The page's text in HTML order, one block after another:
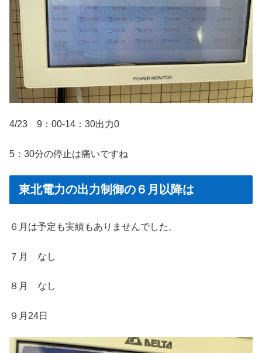
4/23 9：00-14：30出力0
5：30分の停止は痛いですね
東北電力の出力制御の６月以降は
６月は予定も実績もありませんでした。
７月 なし
８月 なし
９月24日